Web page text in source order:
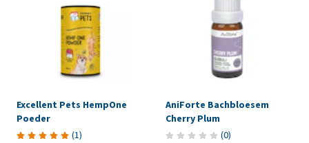
Excellent Pets HempOne
Poeder
(1)
AniForte Bachbloesem
Cherry Plum
(0)